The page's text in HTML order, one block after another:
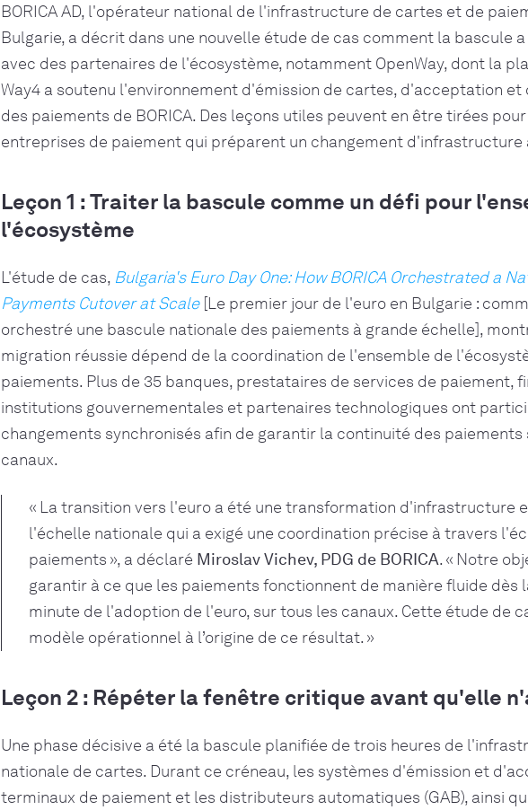
BORICA AD, l'opérateur national de l'infrastructure de cartes et de
Bulgarie, a décrit dans une nouvelle étude de cas comment la bascule
avec des partenaires de l'écosystème, notamment OpenWay, dont la
Way4 a soutenu l'environnement d'émission de cartes, d'acceptation
des paiements de BORICA. Des leçons utiles peuvent en être tirées
entreprises de paiement qui préparent un changement d'infrastructure
Leçon 1 : Traiter la bascule comme un défi pour
l'écosystème
L'étude de cas, Bulgaria's Euro Day One: How BORICA Orchestrated a
Payments Cutover at Scale[Le premier jour de l'euro en Bulgarie :
orchestré une bascule nationale des paiements à grande échelle],
migration réussie dépend de la coordination de l'ensemble de
paiements. Plus de 35 banques, prestataires de services de paiement,
institutions gouvernementales et partenaires technologiques ont
changements synchronisés afin de garantir la continuité des paiements
canaux.
« La transition vers l'euro a été une transformation d'infrastructure
l'échelle nationale qui a exigé une coordination précise à travers
paiements », a déclaré Miroslav Vichev, PDG de BORICA. « Notre
garantir à ce que les paiements fonctionnent de manière fluide dès
minute de l'adoption de l'euro, sur tous les canaux. Cette étude de
modèle opérationnel à l’origine de ce résultat. »
Leçon 2 : Répéter la fenêtre critique avant qu'elle
Une phase décisive a été la bascule planifiée de trois heures de
nationale de cartes. Durant ce créneau, les systèmes d'émission et
terminaux de paiement et les distributeurs automatiques (GAB), ainsi